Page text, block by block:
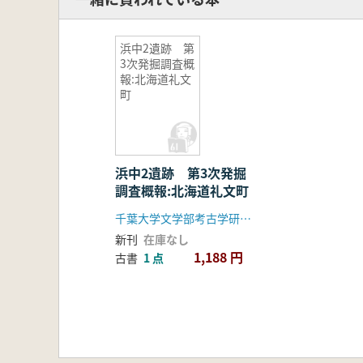
浜中2遺跡 第
3次発掘調査概
報:北海道礼文
町
浜中2遺跡 第3次発掘
調査概報:北海道礼文町
千葉大学文学部考古学研究室
新刊 在庫なし
古書 1 点 1,188 円